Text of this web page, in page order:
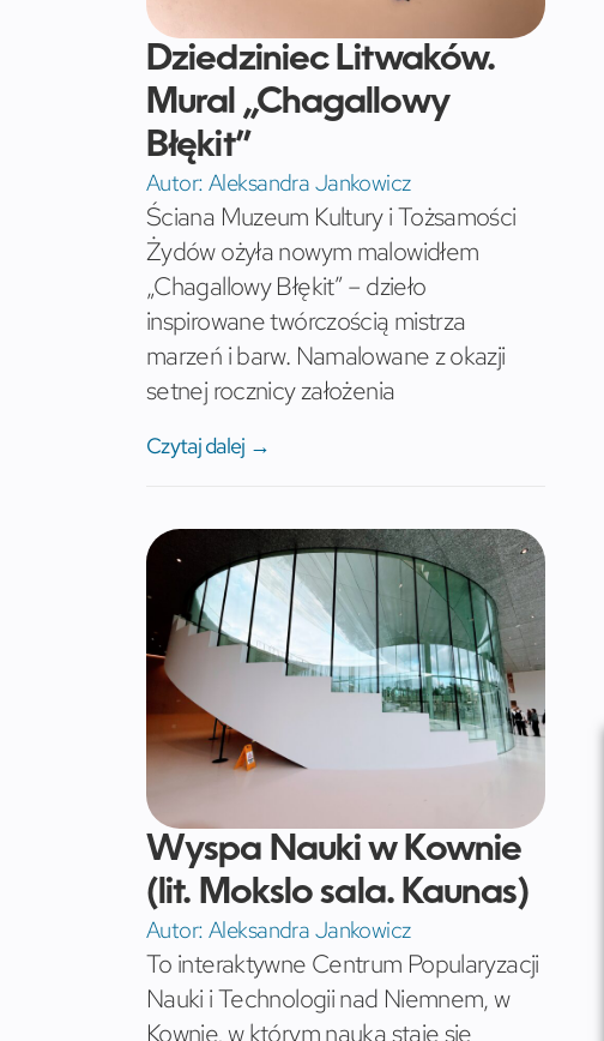
Dziedziniec Litwaków.
Mural „Chagallowy
Błękit”
Autor: Aleksandra Jankowicz
Ściana Muzeum Kultury i Tożsamości
Żydów ożyła nowym malowidłem
„Chagallowy Błękit” – dzieło
inspirowane twórczością mistrza
marzeń i barw. Namalowane z okazji
setnej rocznicy założenia
Czytaj dalej →
Wyspa Nauki w Kownie
(lit. Mokslo sala. Kaunas)
Autor: Aleksandra Jankowicz
To interaktywne Centrum Popularyzacji
Nauki i Technologii nad Niemnem, w
Kownie, w którym nauka staje się